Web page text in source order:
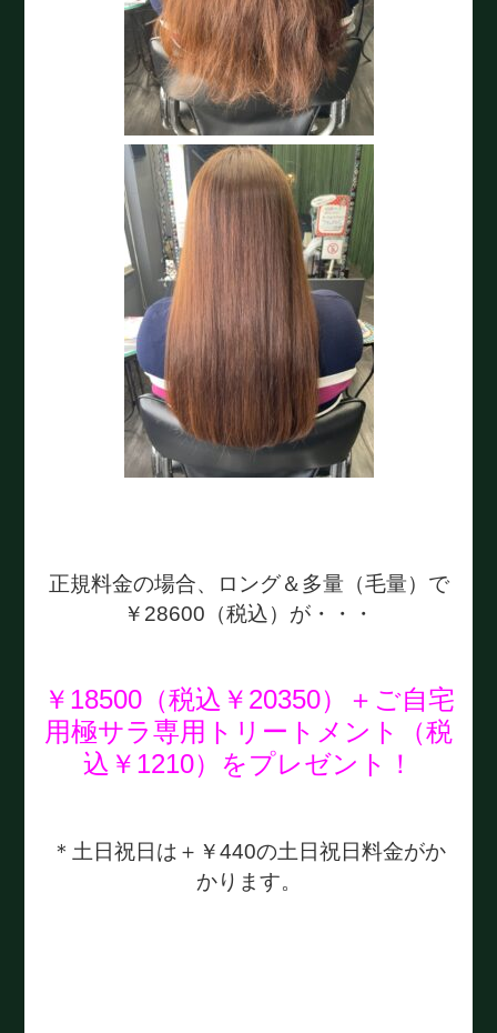
正規料金の場合、ロング＆多量（毛量）で
￥28600（税込）が・・・
￥18500（税込￥20350）＋ご自宅
用極サラ専用トリートメント（税
込￥1210）をプレゼント！
＊土日祝日は＋￥440の土日祝日料金がか
かります。